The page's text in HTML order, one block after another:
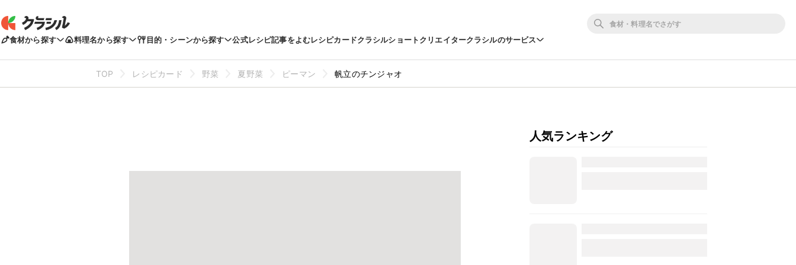
食材から探す 料理名から探す 目的・シーンから探す 公式レシピ記事をよむレシピカードクラシルショートクリエイタークラシルのサービス
TOP レシピカード 野菜 夏野菜 ピーマン 帆立のチンジャオ
人気ランキング